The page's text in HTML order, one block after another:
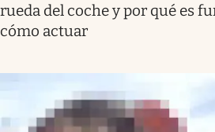
rueda del coche y por qué es
cómo actuar